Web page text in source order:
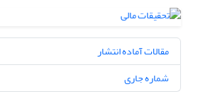
مقالات آماده انتشار
شماره جاری